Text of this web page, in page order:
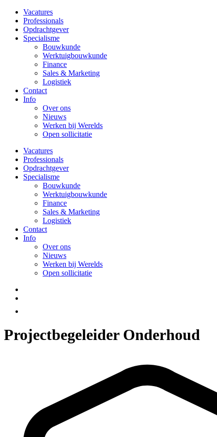
Vacatures
Professionals
Opdrachtgever
Specialisme
Bouwkunde
Werktuigbouwkunde
Finance
Sales & Marketing
Logistiek
Contact
Info
Over ons
Nieuws
Werken bij Werelds
Open sollicitatie
Vacatures
Professionals
Opdrachtgever
Specialisme
Bouwkunde
Werktuigbouwkunde
Finance
Sales & Marketing
Logistiek
Contact
Info
Over ons
Nieuws
Werken bij Werelds
Open sollicitatie
Projectbegeleider Onderhoud